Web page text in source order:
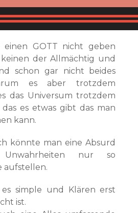
GOTT nicht geben
der Allmächtig und
schon gar nicht beides
es aber trotzdem
das Universum trotzdem
es etwas gibt das man
kann.
könnte man eine Absurd
nur so
aufstellen.
simple und Klären erst
ist.